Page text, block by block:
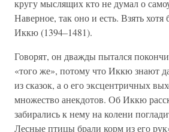
кругу мыслящих кто не думал о
Наверное, так оно и есть. Взять
Иккю (1394–1481).
Говорят, он дважды пытался
«того же», потому что Иккю знают
из сказок, а о его эксцентричных
множество анекдотов. Об Иккю
забирались к нему на колени
Лесные птицы брали корм из его